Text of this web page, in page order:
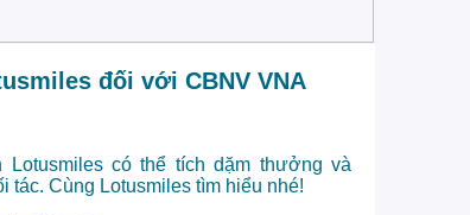
đối với CBNV VNA
có thể tích dặm thưởng và
Cùng Lotusmiles tìm hiểu nhé!